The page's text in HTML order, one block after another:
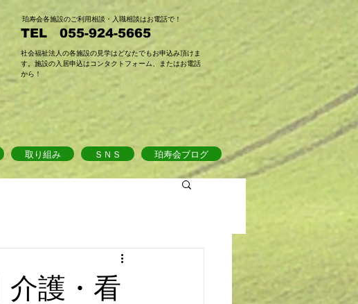
​珀寿会各施設のご利用相談・入職相談はお電話で！
TEL 055-924-5665
​社会福祉法人の各施設の見学はどなたでもお申込み頂けま
す。施設の入居申込はコンタクトフォーム、またはお電話
から！
取り組み ＳＮＳ 珀寿会ブログ
介護・看